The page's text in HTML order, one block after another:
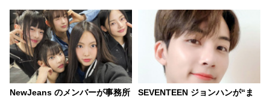
NewJeans のメンバーが事務所
SEVENTEEN ジョンハンが“ま